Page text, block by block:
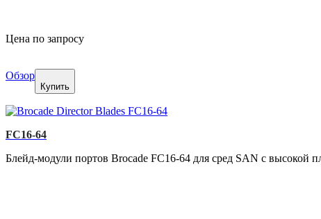
Цена по запросу
Обзор
Купить
FC16-64
Блейд-модули портов Brocade FC16-64 для сред SAN с высокой